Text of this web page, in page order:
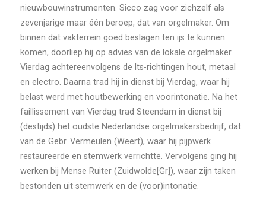
nieuwbouwinstrumenten. Sicco zag voor zichzelf als
zevenjarige maar één beroep, dat van orgelmaker. Om
binnen dat vakterrein goed beslagen ten ijs te kunnen
komen, doorliep hij op advies van de lokale orgelmaker
Vierdag achtereenvolgens de lts-richtingen hout, metaal
en electro. Daarna trad hij in dienst bij Vierdag, waar hij
belast werd met houtbewerking en voorintonatie. Na het
faillissement van Vierdag trad Steendam in dienst bij
(destijds) het oudste Nederlandse orgelmakersbedrijf, dat
van de Gebr. Vermeulen (Weert), waar hij pijpwerk
restaureerde en stemwerk verrichtte. Vervolgens ging hij
werken bij Mense Ruiter (Zuidwolde[Gr]), waar zijn taken
bestonden uit stemwerk en de (voor)intonatie.